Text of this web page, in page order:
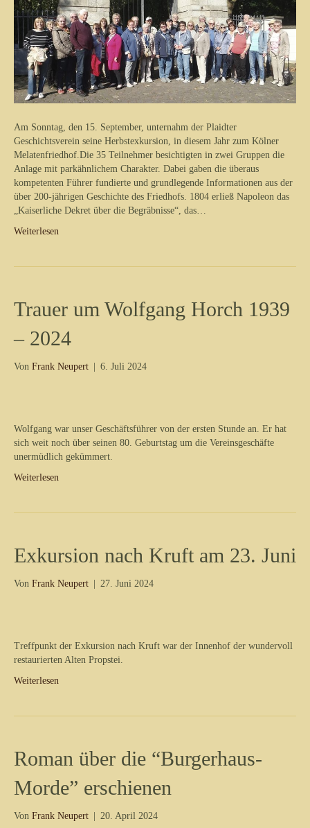
Am Sonntag, den 15. September, unternahm der Plaidter
Geschichtsverein seine Herbstexkursion, in diesem Jahr zum Kölner
Melatenfriedhof.Die 35 Teilnehmer besichtigten in zwei Gruppen die
Anlage mit parkähnlichem Charakter. Dabei gaben die überaus
kompetenten Führer fundierte und grundlegende Informationen aus der
über 200-jährigen Geschichte des Friedhofs. 1804 erließ Napoleon das
„Kaiserliche Dekret über die Begräbnisse“, das…
Weiterlesen
Trauer um Wolfgang Horch 1939
– 2024
Von Frank Neupert 6. Juli 2024
Wolfgang war unser Geschäftsführer von der ersten Stunde an. Er hat
sich weit noch über seinen 80. Geburtstag um die Vereinsgeschäfte
unermüdlich gekümmert.
Weiterlesen
Exkursion nach Kruft am 23. Juni
Von Frank Neupert 27. Juni 2024
Treffpunkt der Exkursion nach Kruft war der Innenhof der wundervoll
restaurierten Alten Propstei.
Weiterlesen
Roman über die “Burgerhaus-
Morde” erschienen
Von Frank Neupert 20. April 2024